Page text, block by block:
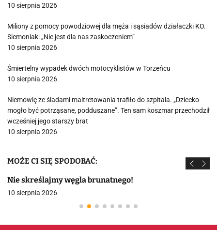
10 sierpnia 2026
Miliony z pomocy powodziowej dla męża i sąsiadów działaczki KO.
Siemoniak: „Nie jest dla nas zaskoczeniem”
10 sierpnia 2026
Śmiertelny wypadek dwóch motocyklistów w Torzeńcu
10 sierpnia 2026
Niemowlę ze śladami maltretowania trafiło do szpitala. „Dziecko
mogło być potrząsane, podduszane”. Ten sam koszmar przechodził
wcześniej jego starszy brat
10 sierpnia 2026
MOŻE CI SIĘ SPODOBAĆ:
Nie skreślajmy węgla brunatnego!
10 sierpnia 2026